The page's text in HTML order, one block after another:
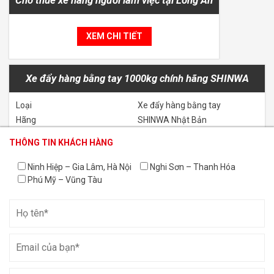
XEM CHI TIẾT
Xe đẩy hàng bằng tay 1000kg chính hãng SHINWA
Loại
Xe đẩy hàng bằng tay
Hãng
SHINWA Nhật Bản
(mm)
Tải trọng (kg)
1000
Trọng lượng (kg)
Cho thuê xe cẩu bánh xích 450 tấn Kobelco 7450
THÔNG TIN KHÁCH HÀNG
THÔNG TIN KHÁCH HÀNG
THÔNG TIN KHÁCH HÀNG
Ninh Hiệp – Gia Lâm, Hà Nội
Nghi Sơn – Thanh Hóa
Phú Mỹ – Vũng Tàu